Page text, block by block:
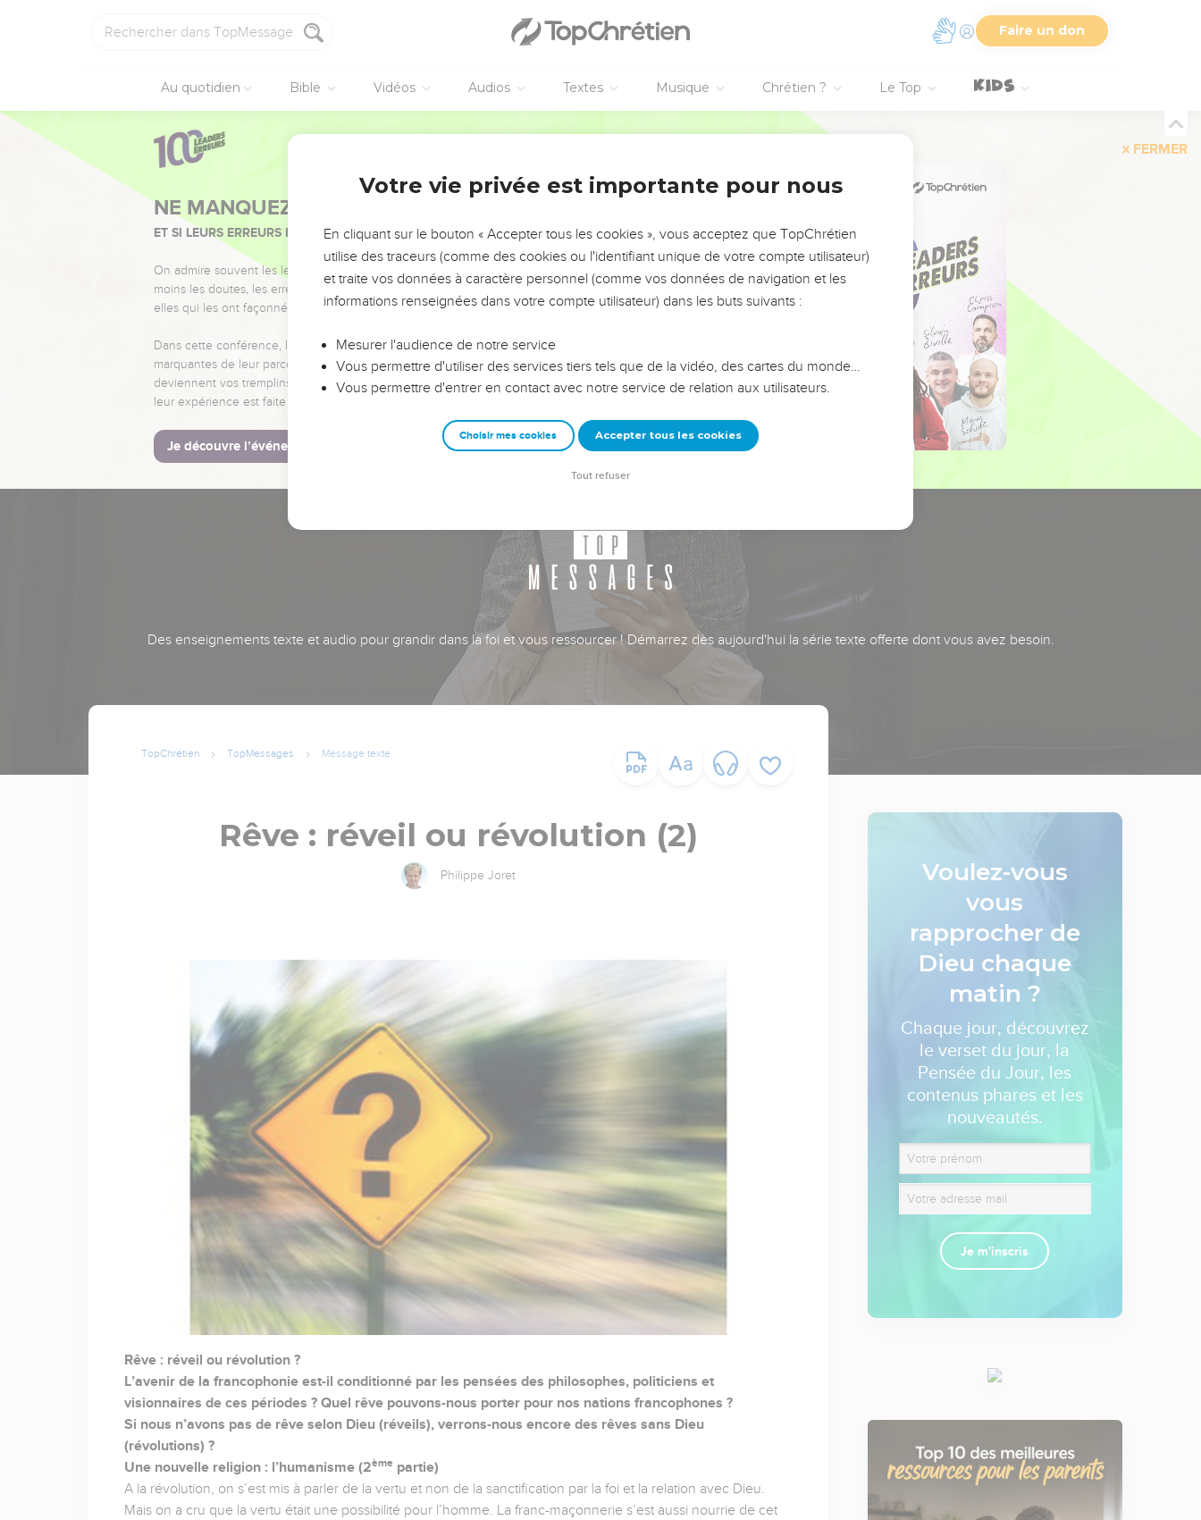
Faire un don
Au quotidien Bible Vidéos Audios Textes Musique Chrétien ? Le Top
FERMER
NE MANQUEZ PAS L’ÉVÉNEMENT DE L’ANNÉE !
ET SI LEURS ERREURS POUVAIENT VOUS ÉVITER LES VOTRES ?
On admire souvent les leaders pour leurs réussites, leur impact, leur foi ou leur vision. Mais on voit
moins les doutes, les erreurs et les saisons difficiles qu'ils ont traversés, alors même que ce sont
elles qui les ont façonnés.
Dans cette conférence, leaders, entrepreneurs, et responsables reviennent sur les erreurs
marquantes de leur parcours et les clés pour avancer avec plus de sagesse afin que leurs erreurs
deviennent vos tremplins. Que vous guidiez un ministère, une équipe, un groupe ou une famille,
leur expérience est faite pour vous.
Je découvre l’événement
Des enseignements texte et audio pour grandir dans la foi et vous ressourcer ! Démarrez dès aujourd'hui la série texte offerte dont vous avez besoin.
TopChrétien TopMessages Message texte
Rêve : réveil ou révolution (2)
Philippe Joret
Rêve : réveil ou révolution ?
L’avenir de la francophonie est-il conditionné par les pensées des philosophes, politiciens et
visionnaires de ces périodes ? Quel rêve pouvons-nous porter pour nos nations francophones ?
Si nous n’avons pas de rêve selon Dieu (réveils), verrons-nous encore des rêves sans Dieu
(révolutions) ?
Une nouvelle religion : l’humanisme (2èmepartie)
A la révolution, on s’est mis à parler de la vertu et non de la sanctification par la foi et la relation avec Dieu.
Mais on a cru que la vertu était une possibilité pour l’homme. La franc-maçonnerie s’est aussi nourrie de cet
Voulez-vous
vous
rapprocher de
Dieu chaque
matin ?
Chaque jour, découvrez
le verset du jour, la
Pensée du Jour, les
contenus phares et les
nouveautés.
Je m'inscris
Votre vie privée est importante pour nous
En cliquant sur le bouton « Accepter tous les cookies », vous acceptez que TopChrétien
utilise des traceurs (comme des cookies ou l'identifiant unique de votre compte utilisateur)
et traite vos données à caractère personnel (comme vos données de navigation et les
informations renseignées dans votre compte utilisateur) dans les buts suivants :
Mesurer l'audience de notre service
Vous permettre d'utiliser des services tiers tels que de la vidéo, des cartes du monde…
Vous permettre d'entrer en contact avec notre service de relation aux utilisateurs.
Choisir mes cookies Accepter tous les cookies
Tout refuser